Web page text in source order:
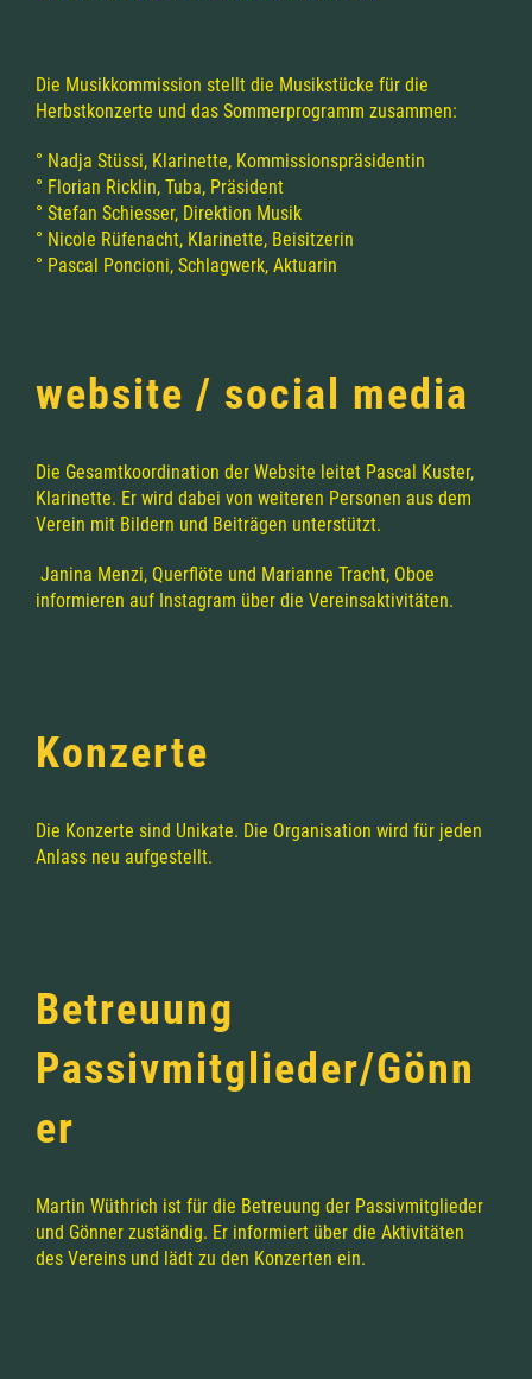
Die Musikkommission stellt die Musikstücke für die
Herbstkonzerte und das Sommerprogramm zusammen:
° Nadja Stüssi, Klarinette, Kommissionspräsidentin
° Florian Ricklin, Tuba, Präsident
° Stefan Schiesser, Direktion Musik
° Nicole Rüfenacht, Klarinette, Beisitzerin
° Pascal Poncioni, Schlagwerk, Aktuarin
website / social media
Die Gesamtkoordination der Website leitet Pascal Kuster,
Klarinette. Er wird dabei von weiteren Personen aus dem
Verein mit Bildern und Beiträgen unterstützt.
Janina Menzi, Querflöte und Marianne Tracht, Oboe
informieren auf Instagram über die Vereinsaktivitäten.
Konzerte
Die Konzerte sind Unikate. Die Organisation wird für jeden
Anlass neu aufgestellt.
Betreuung
Passivmitglieder/Gönn
er
Martin Wüthrich ist für die Betreuung der Passivmitglieder
und Gönner zuständig. Er informiert über die Aktivitäten
des Vereins und lädt zu den Konzerten ein.